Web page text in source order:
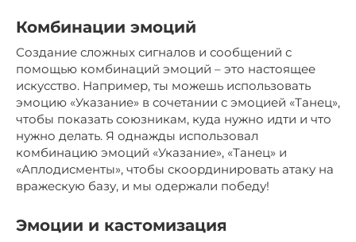
Комбинации эмоций
Создание сложных сигналов и сообщений с
помощью комбинаций эмоций – это настоящее
искусство. Например, ты можешь использовать
эмоцию «Указание» в сочетании с эмоцией «Танец»,
чтобы показать союзникам, куда нужно идти и что
нужно делать. Я однажды использовал
комбинацию эмоций «Указание», «Танец» и
«Аплодисменты», чтобы скоординировать атаку на
вражескую базу, и мы одержали победу!
Эмоции и кастомизация